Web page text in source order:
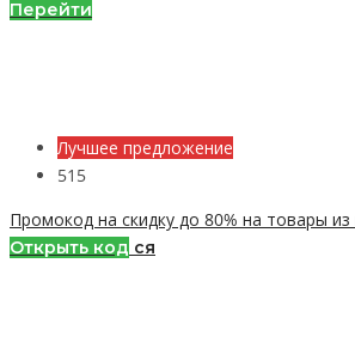
Перейти
Лучшее предложение
515
Промокод на скидку до 80% на товары из
Открыть код ся